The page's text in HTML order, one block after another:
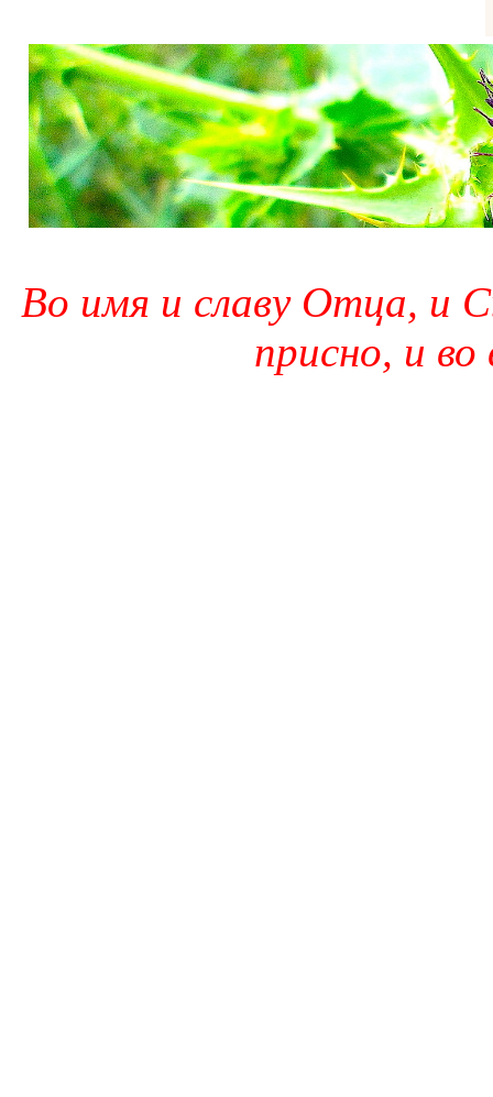
Во имя и славу Отца, и
присно, и во